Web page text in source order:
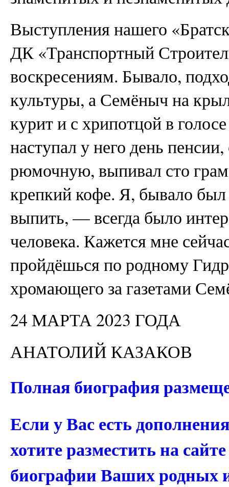
Выступления нашего
ДК «Транспортный
воскресениям. Бывало,
культуры, а Семёныч на
курит и с хрипотцой в
наступал у него день
рюмочную, выпивал сто
крепкий кофе. Я, бывало
выпить, — всегда было
человека. Кажется мне
пройдёшься по родному
хромающего за газетами
24 МАРТА 2023 ГОДА
АНАТОЛИЙ КАЗАКОВ
Полная биография
Если у Вас есть
хотите разместить на
биографии Ваших родных